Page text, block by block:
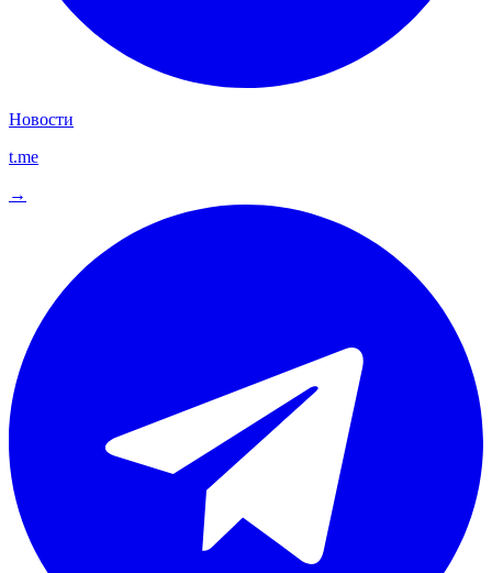
Новости
t.me
→